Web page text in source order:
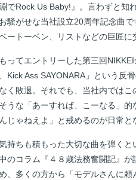
でRock Us Baby!』。言わずと知
騒がせな当社設立20周年記念曲
ートーベン、リストなどの巨匠
ってエントリーした第三回
Kick Ass SAYONARA」という反
く敗退。それでも、当社内では
うな「あーすれば、こーなる」
じゃねえよ」と戒めるのが日常と
持ちも積もった大切な曲を弾く
のコラム『４８歳法務奮闘記』
、多くの方から「モデルさんに